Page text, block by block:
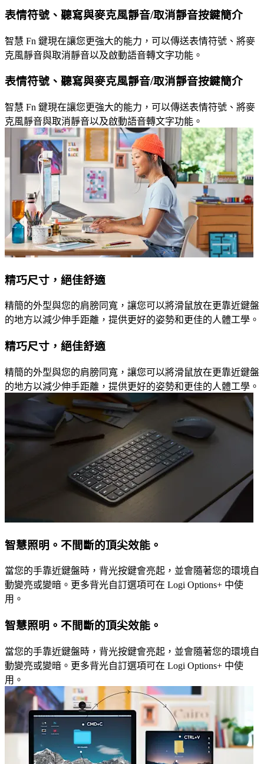
表情符號、聽寫與麥克風靜音/取消靜音按鍵簡介
智慧 Fn 鍵現在讓您更強大的能力，可以傳送表情符號、將麥
克風靜音與取消靜音以及啟動語音轉文字功能。
表情符號、聽寫與麥克風靜音/取消靜音按鍵簡介
智慧 Fn 鍵現在讓您更強大的能力，可以傳送表情符號、將麥
克風靜音與取消靜音以及啟動語音轉文字功能。
精巧尺寸，絕佳舒適
精簡的外型與您的肩膀同寬，讓您可以將滑鼠放在更靠近鍵盤
的地方以減少伸手距離，提供更好的姿勢和更佳的人體工學。
精巧尺寸，絕佳舒適
精簡的外型與您的肩膀同寬，讓您可以將滑鼠放在更靠近鍵盤
的地方以減少伸手距離，提供更好的姿勢和更佳的人體工學。
智慧照明。不間斷的頂尖效能。
當您的手靠近鍵盤時，背光按鍵會亮起，並會隨著您的環境自
動變亮或變暗。更多背光自訂選項可在 Logi Options+ 中使
用。
智慧照明。不間斷的頂尖效能。
當您的手靠近鍵盤時，背光按鍵會亮起，並會隨著您的環境自
動變亮或變暗。更多背光自訂選項可在 Logi Options+ 中使
用。